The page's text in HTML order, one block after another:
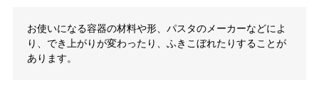
お使いになる容器の材料や形、パスタのメーカーなどによ
り、でき上がりが変わったり、ふきこぼれたりすることが
あります。